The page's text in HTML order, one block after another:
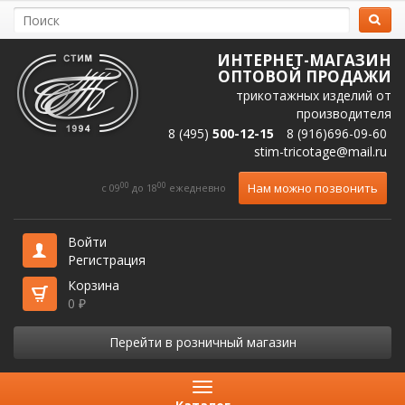
ИНТЕРНЕТ-МАГАЗИН
ОПТОВОЙ ПРОДАЖИ
трикотажных изделий от
производителя
8 (495) 500-12-15
8 (916)696-09-60
stim-tricotage@mail.ru
c 0900 до 1800 ежедневно Нам можно позвонить
Войти
Регистрация
Корзина
0 ₽
Перейти в розничный магазин